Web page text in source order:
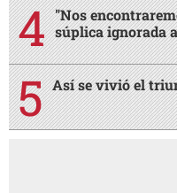
"Nos
súplica ignorada
Así se vivió el